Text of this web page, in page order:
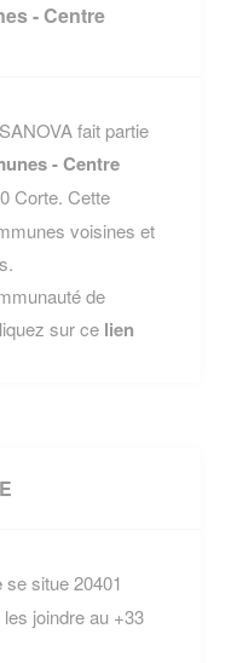
- Centre
fait partie
- Centre
Corte. Cette
voisines et
de
sur ce lien
se situe 20401
joindre au +33